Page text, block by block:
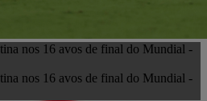
nos 16 avos de final do Mundial -
nos 16 avos de final do Mundial -